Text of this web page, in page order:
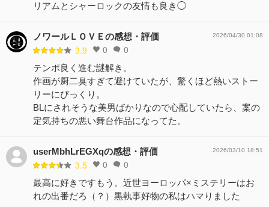
リアムとシャーロックの友情も良き◯
ノワールＬＯＶＥの感想・評価
3.9 0 0
2026/04/30 01:08
テンポ良く進む謎解き。
作画が厨二臭すぎて避けていたが、驚くほど熱いストー
リーにびっくり。
BLにされそうな美男ばかりなので心配していたら、案の
定気持ちの悪い舞台作品になってた。
userMbhLrEGXqの感想・評価
3.5 0 0
2026/03/10 18:51
最高に好きですもう。近世ヨーロッパ×ミステリーはお
れの出番だろ（？）黒執事好物の私はハマりました